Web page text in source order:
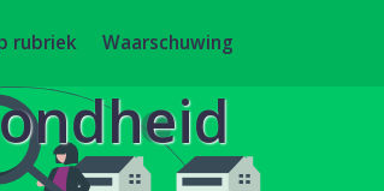
rubriek Waarschuwing